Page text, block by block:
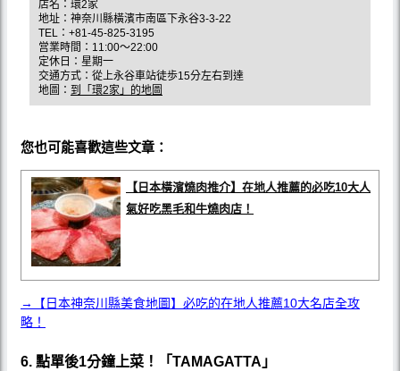
店名：環2家
地址：神奈川縣橫濱市南區下永谷3-3-22
TEL：+81-45-825-3195
営業時間：11:00～22:00
定休日：星期一
交通方式：從上永谷車站徒歩15分左右到達
地圖： 到「環2家」的地圖
您也可能喜歡這些文章：
【日本橫濱燒肉推介】在地人推薦的必吃10大人
氣好吃黑毛和牛燒肉店！
→【日本神奈川縣美食地圖】必吃的在地人推薦10大名店全攻
略！
6. 點單後1分鐘上菜！「TAMAGATTA」